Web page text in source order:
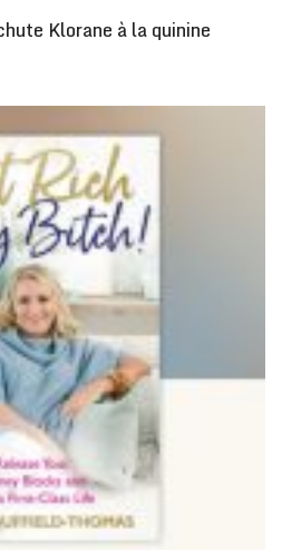
Klorane à la quinine